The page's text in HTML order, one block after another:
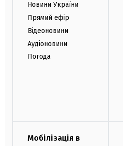
Новини України
Прямий ефір
Відеоновини
Аудіоновини
Погода
Мобілізація в